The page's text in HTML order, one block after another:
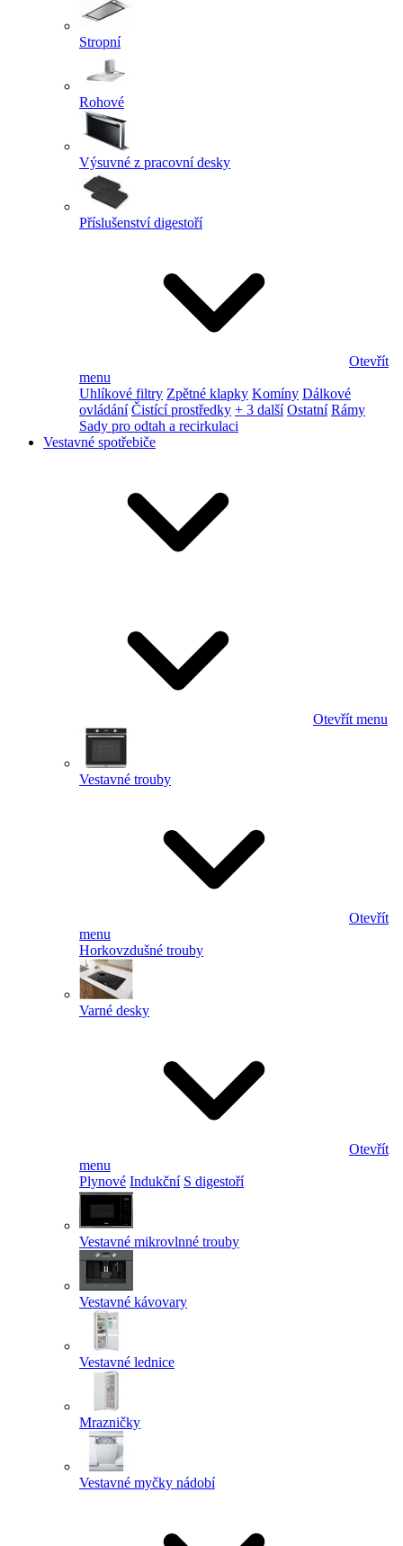
Stropní
Rohové
Výsuvné z pracovní desky
Příslušenství digestoří
Otevřít
menu
Uhlíkové filtry Zpětné klapky Komíny Dálkové
ovládání Čistící prostředky + 3 další Ostatní Rámy
Sady pro odtah a recirkulaci
Vestavné spotřebiče
Otevřít menu
Vestavné trouby
Otevřít
menu
Horkovzdušné trouby
Varné desky
Otevřít
menu
Plynové Indukční S digestoří
Vestavné mikrovlnné trouby
Vestavné kávovary
Vestavné lednice
Mrazničky
Vestavné myčky nádobí